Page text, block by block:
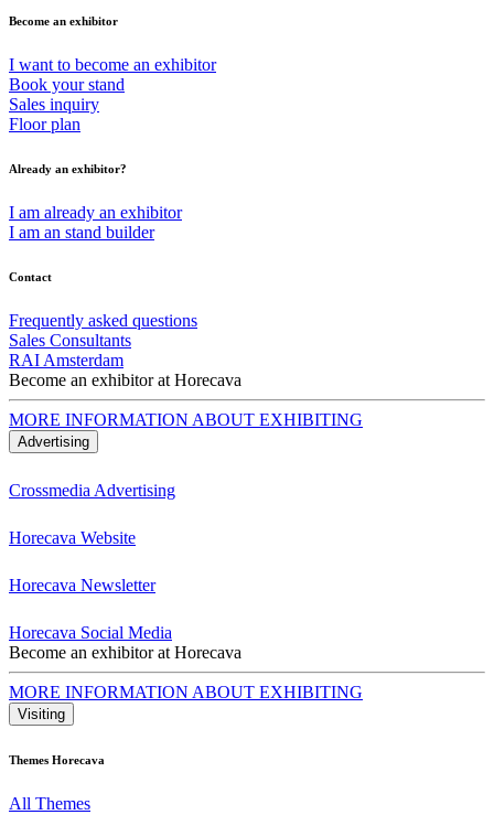
Become an exhibitor
I want to become an exhibitor
Book your stand
Sales inquiry
Floor plan
Already an exhibitor?
I am already an exhibitor
I am an stand builder
Contact
Frequently asked questions
Sales Consultants
RAI Amsterdam
Become an exhibitor at Horecava
MORE INFORMATION ABOUT EXHIBITING
Advertising
Crossmedia Advertising
Horecava Website
Horecava Newsletter
Horecava Social Media
Become an exhibitor at Horecava
MORE INFORMATION ABOUT EXHIBITING
Visiting
Themes Horecava
All Themes